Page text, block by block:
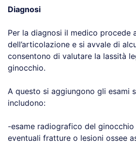
Diagnosi
Per la diagnosi il medico procede
dell’articolazione e si avvale di
consentono di valutare la lassità
ginocchio.
A questo si aggiungono gli esami
includono:
-esame radiografico del
eventuali fratture o lesioni ossee